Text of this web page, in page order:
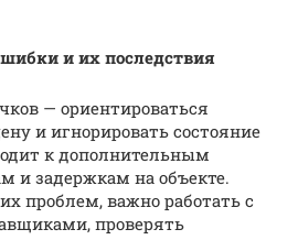
и их последствия
— ориентироваться
и игнорировать состояние
к дополнительным
и задержкам на объекте.
проблем, важно работать с
проверять